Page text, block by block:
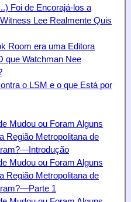
Foi de Encorajá-los a
Lee Realmente Quis
Room era uma Editora
que Watchman Nee
o LSM e o que Está por
Mudou ou Foram Alguns
Região Metropolitana de
Mudou ou Foram Alguns
Região Metropolitana de
1